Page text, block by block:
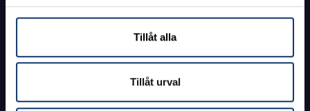
Tillåt alla
Tillåt urval
Vanliga frågor
Nyheter